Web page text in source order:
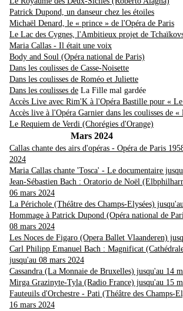
Patrick Dupond, un danseur chez les étoiles
Michaël Denard, le « prince » de l'Opéra de Paris
Le Lac des Cygnes, l'Ambitieux projet de
Maria Callas - Il était une voix
Body and Soul (Opéra national de Paris)
Dans les coulisses de Casse-Noisette
Dans les coulisses de Roméo et Juliette
Dans les coulisses de La Fille mal gardée
Accès Live avec Rim'K à l'Opéra Bastille pour « Le
Accès live à l'Opéra Garnier dans les coulisses de «
Le Requiem de Verdi (Chorégies d'Orange)
Mars 2024
Callas chante des airs d'opéras - Opéra de Paris
2024
Maria Callas chante 'Tosca' - Le documentaire
Jean-Sébastien Bach : Oratorio de Noël
06 mars 2024
La Périchole (Théâtre des Champs-Elysées)
Hommage à Patrick Dupond (Opéra national de
08 mars 2024
Les Noces de Figaro (Opera Ballet Vlaanderen)
Carl Philipp Emanuel Bach : Magnificat
jusqu'au 08 mars 2024
Cassandra (La Monnaie de Bruxelles) jusqu'au 14
Mirga Grazinyte-Tyla (Radio France) jusqu'au 15
Fauteuils d'Orchestre - Pati (Théâtre des Champs-
16 mars 2024